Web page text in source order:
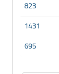
823
1431
695